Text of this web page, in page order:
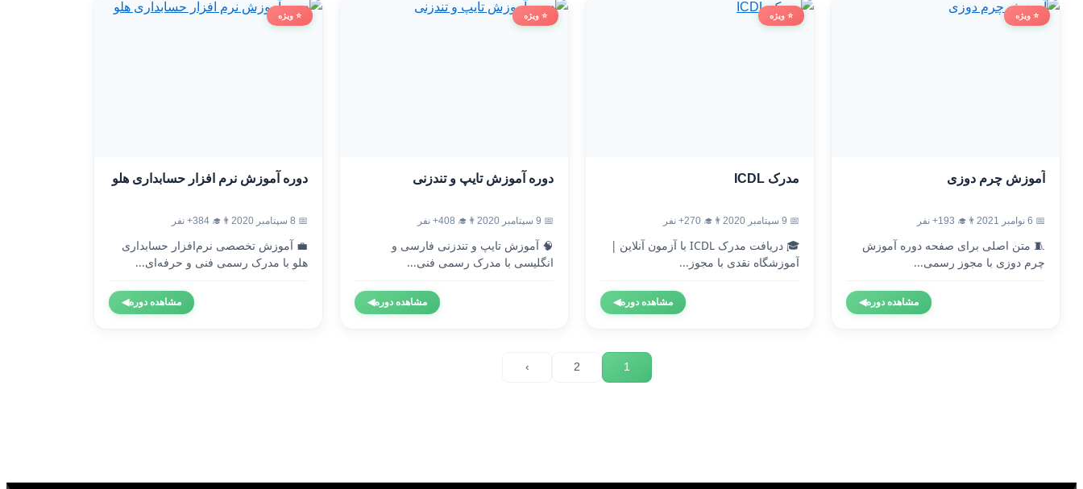
⭐ ویژه
آموزش چرم دوزی
📅 6 نوامبر 2021 👨‍🎓 193+ نفر
🧵 متن اصلی برای صفحه دوره آموزش
چرم دوزی با مجوز رسمی...
مشاهده دوره◀
⭐ ویژه
مدرک ICDL
📅 9 سپتامبر 2020 👨‍🎓 270+ نفر
🎓 دریافت مدرک ICDL با آزمون آنلاین |
آموزشگاه نقدی با مجوز...
مشاهده دوره◀
⭐ ویژه
دوره آموزش تایپ و تندزنی
📅 9 سپتامبر 2020 👨‍🎓 408+ نفر
🧠 آموزش تایپ و تندزنی فارسی و
انگلیسی با مدرک رسمی فنی...
مشاهده دوره◀
⭐ ویژه
دوره آموزش نرم افزار حسابداری هلو
📅 8 سپتامبر 2020 👨‍🎓 384+ نفر
💼 آموزش تخصصی نرم‌افزار حسابداری
هلو با مدرک رسمی فنی و حرفه‌ای...
مشاهده دوره◀
1
2
›